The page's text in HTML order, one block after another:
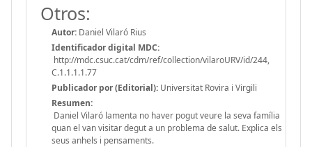
Otros:
Autor: Daniel Vilaró Rius
Identificador digital MDC:
http://mdc.csuc.cat/cdm/ref/collection/vilaroURV/id/244,
C.1.1.1.1.77
Publicador por (Editorial): Universitat Rovira i Virgili
Resumen:
Daniel Vilaró lamenta no haver pogut veure la seva família
quan el van visitar degut a un problema de salut. Explica els
seus anhels i pensaments.